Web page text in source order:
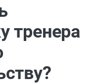
тренера